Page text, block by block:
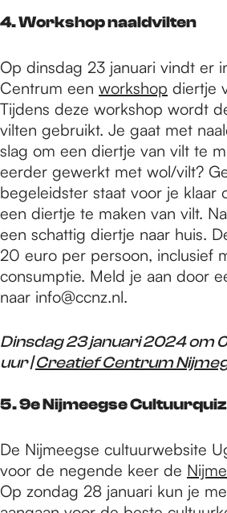
4. Workshop naaldvilten
Op dinsdag 23 januari vindt er
Centrum een workshop diertje
Tijdens deze workshop wordt
vilten gebruikt. Je gaat met
slag om een diertje van vilt te
eerder gewerkt met wol/vilt?
begeleidster staat voor je klaar
een diertje te maken van vilt.
een schattig diertje naar huis.
20 euro per persoon, inclusief
consumptie. Meld je aan door
naar info@ccnz.nl.
Dinsdag 23 januari 2024 om
uur |Creatief Centrum
5. 9e Nijmeegse Cultuurquiz
De Nijmeegse cultuurwebsite
voor de negende keer de
Op zondag 28 januari kun je